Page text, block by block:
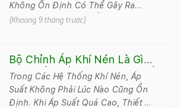
Không Ổn Định Có Thể Gây Ra
Nhiều Sự Cố Như Vỡ Ống, Rò Rỉ, Hư
(Khoảng 9 tháng trước)
Bộ Chỉnh Áp Khí Nén Là Gì?
Tìm Hiểu Cấu Tạo Và Cơ Chế
Vận Hành
Trong Các Hệ Thống Khí Nén, Áp
Suất Không Phải Lúc Nào Cũng Ổn
Định. Khi Áp Suất Quá Cao, Thiết Bị